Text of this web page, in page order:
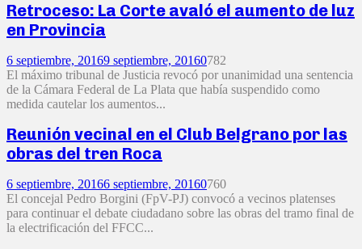
Retroceso: La Corte avaló el aumento de luz
en Provincia
6 septiembre, 20169 septiembre, 20160782
El máximo tribunal de Justicia revocó por unanimidad una sentencia
de la Cámara Federal de La Plata que había suspendido como
medida cautelar los aumentos...
Reunión vecinal en el Club Belgrano por las
obras del tren Roca
6 septiembre, 20166 septiembre, 20160760
El concejal Pedro Borgini (FpV-PJ) convocó a vecinos platenses
para continuar el debate ciudadano sobre las obras del tramo final de
la electrificación del FFCC...